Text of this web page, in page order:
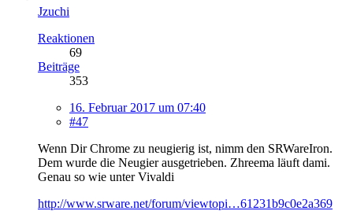
Jzuchi
Reaktionen
69
Beiträge
353
16. Februar 2017 um 07:40
#47
Wenn Dir Chrome zu neugierig ist, nimm den SRWareIron.
Dem wurde die Neugier ausgetrieben. Zhreema läuft dami.
Genau so wie unter Vivaldi
http://www.srware.net/forum/viewtopi…61231b9c0e2a369